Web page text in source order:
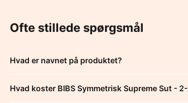
Ofte stillede spørgsmål
Hvad er navnet på produktet?
Hvad koster BIBS Symmetrisk Supreme Sut -